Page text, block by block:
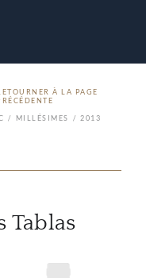
À LA PAGE
MILLÉSIMES 2013
Tablas